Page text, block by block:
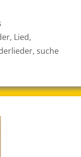
, Lied,
, suche